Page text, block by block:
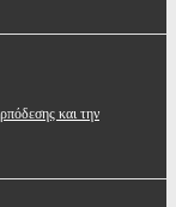
και την